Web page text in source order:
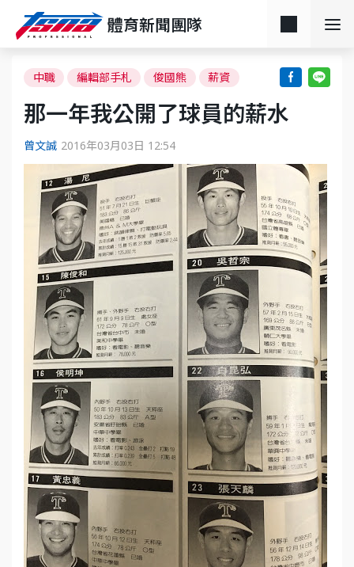
體育新聞團隊
中職 編輯部手札 俊國熊 薪資
那一年我公開了球員的薪水
曾文誠 2016年03月03日 12:54